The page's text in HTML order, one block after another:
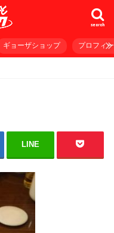
search
ギョーザショップ プロフィ
LINE